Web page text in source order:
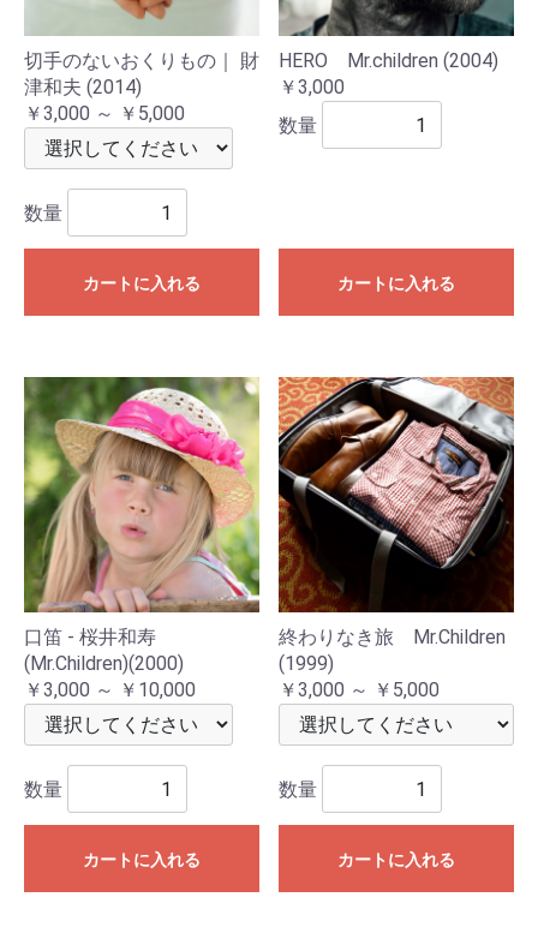
切手のないおくりもの｜ 財
津和夫 (2014)
￥3,000 ～ ￥5,000
数量
カートに入れる
HERO Mr.children (2004)
￥3,000
数量
カートに入れる
口笛 - 桜井和寿
(Mr.Children)(2000)
￥3,000 ～ ￥10,000
数量
カートに入れる
終わりなき旅 Mr.Children
(1999)
￥3,000 ～ ￥5,000
数量
カートに入れる